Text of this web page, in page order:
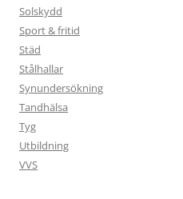
Solskydd
Sport & fritid
Städ
Stålhallar
Synundersökning
Tandhälsa
Tyg
Utbildning
VVS